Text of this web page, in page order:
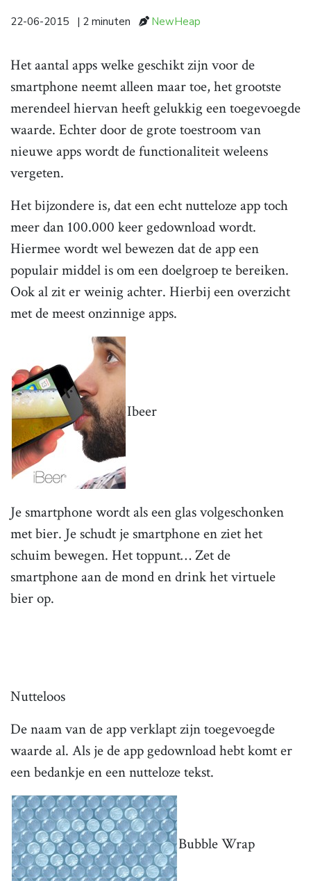
22-06-2015 | 2 minuten NewHeap
Het aantal apps welke geschikt zijn voor de
smartphone neemt alleen maar toe, het grootste
merendeel hiervan heeft gelukkig een toegevoegde
waarde. Echter door de grote toestroom van
nieuwe apps wordt de functionaliteit weleens
vergeten.
Het bijzondere is, dat een echt nutteloze app toch
meer dan 100.000 keer gedownload wordt.
Hiermee wordt wel bewezen dat de app een
populair middel is om een doelgroep te bereiken.
Ook al zit er weinig achter. Hierbij een overzicht
met de meest onzinnige apps.
Ibeer
Je smartphone wordt als een glas volgeschonken
met bier. Je schudt je smartphone en ziet het
schuim bewegen. Het toppunt… Zet de
smartphone aan de mond en drink het virtuele
bier op.
Nutteloos
De naam van de app verklapt zijn toegevoegde
waarde al. Als je de app gedownload hebt komt er
een bedankje en een nutteloze tekst.
Bubble Wrap